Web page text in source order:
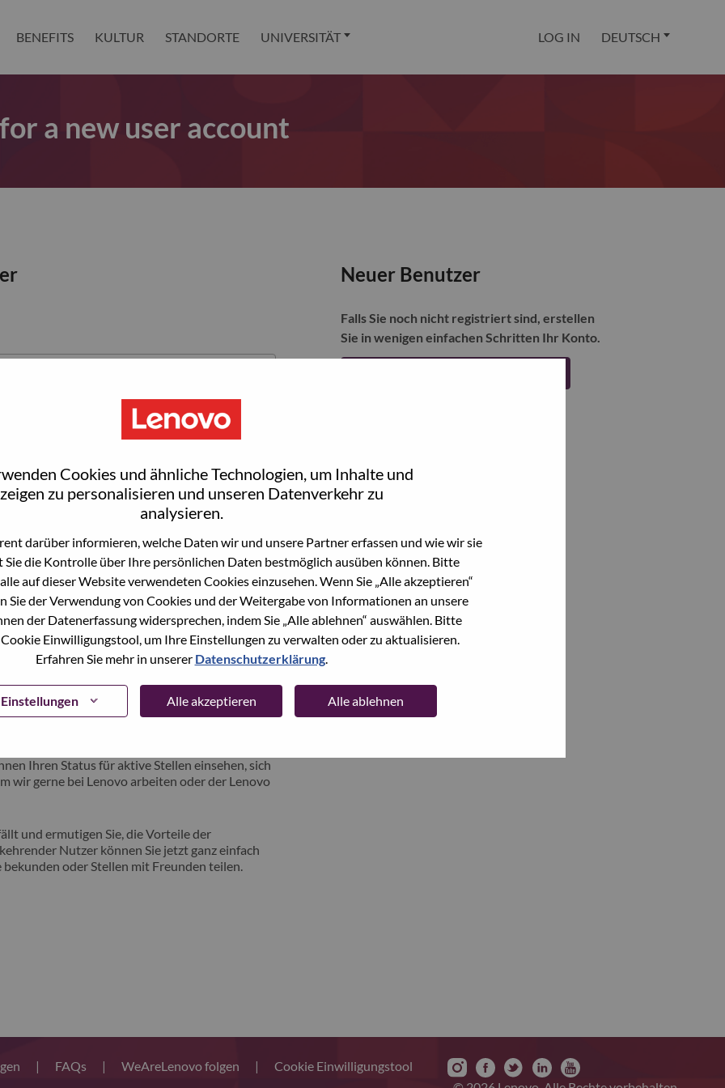
Cookies und ähnliche Technologien, um Inhalte und
zu personalisieren und unseren Datenverkehr zu
analysieren.
darüber informieren, welche Daten wir und unsere Partner erfassen und wie wir sie
Sie die Kontrolle über Ihre persönlichen Daten bestmöglich ausüben können. Bitte
auf dieser Website verwendeten Cookies einzusehen. Wenn Sie „Alle akzeptieren“
Sie der Verwendung von Cookies und der Weitergabe von Informationen an unsere
der Datenerfassung widersprechen, indem Sie „Alle ablehnen“ auswählen. Bitte
Cookie Einwilligungstool, um Ihre Einstellungen zu verwalten oder zu aktualisieren.
Erfahren Sie mehr in unserer Datenschutzerklärung.
Alle akzeptieren Alle ablehnen
BENEFITS KULTUR STANDORTE UNIVERSITÄT LOG IN DEUTSCH
a new user account
beworben haben, haben wir Ihre E-Mail in
"Passwort vergessen", um Ihr Passwort
bei der Registrierung als neuer Benutzer haben,
hrsupport@lenovo.com nd teilen Sie uns die
Screenshots mit. Bitte geben Sie in der
an. Ein Mitglied unseres Teams wird sich nach
vorstellen zu können, auf der Sie von
Ihren Status für aktive Stellen einsehen, sich
wir gerne bei Lenovo arbeiten oder der Lenovo
und ermutigen Sie, die Vorteile der
Nutzer können Sie jetzt ganz einfach
oder Stellen mit Freunden teilen.
Neuer Benutzer
Falls Sie noch nicht registriert sind, erstellen
Sie in wenigen einfachen Schritten Ihr Konto.
| FAQs | WeAreLenovo folgen |
Cookie Einwilligungstool